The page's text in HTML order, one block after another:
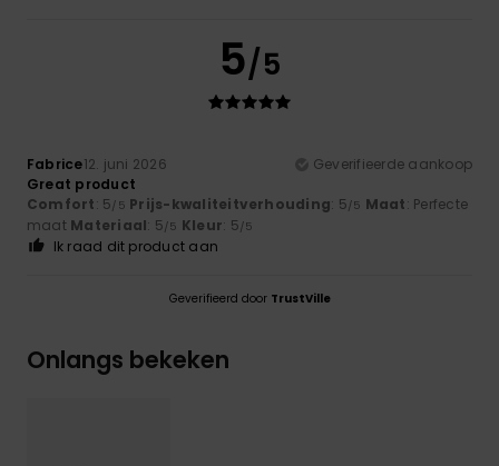
5/5
Fabrice12. juni 2026
Geverifieerde aankoop
Great product
Comfort: 5/5 Prijs-kwaliteitverhouding: 5/5 Maat: Perfecte
maat Materiaal: 5/5 Kleur: 5/5
Ik raad dit product aan
Geverifieerd door TrustVille
Onlangs bekeken